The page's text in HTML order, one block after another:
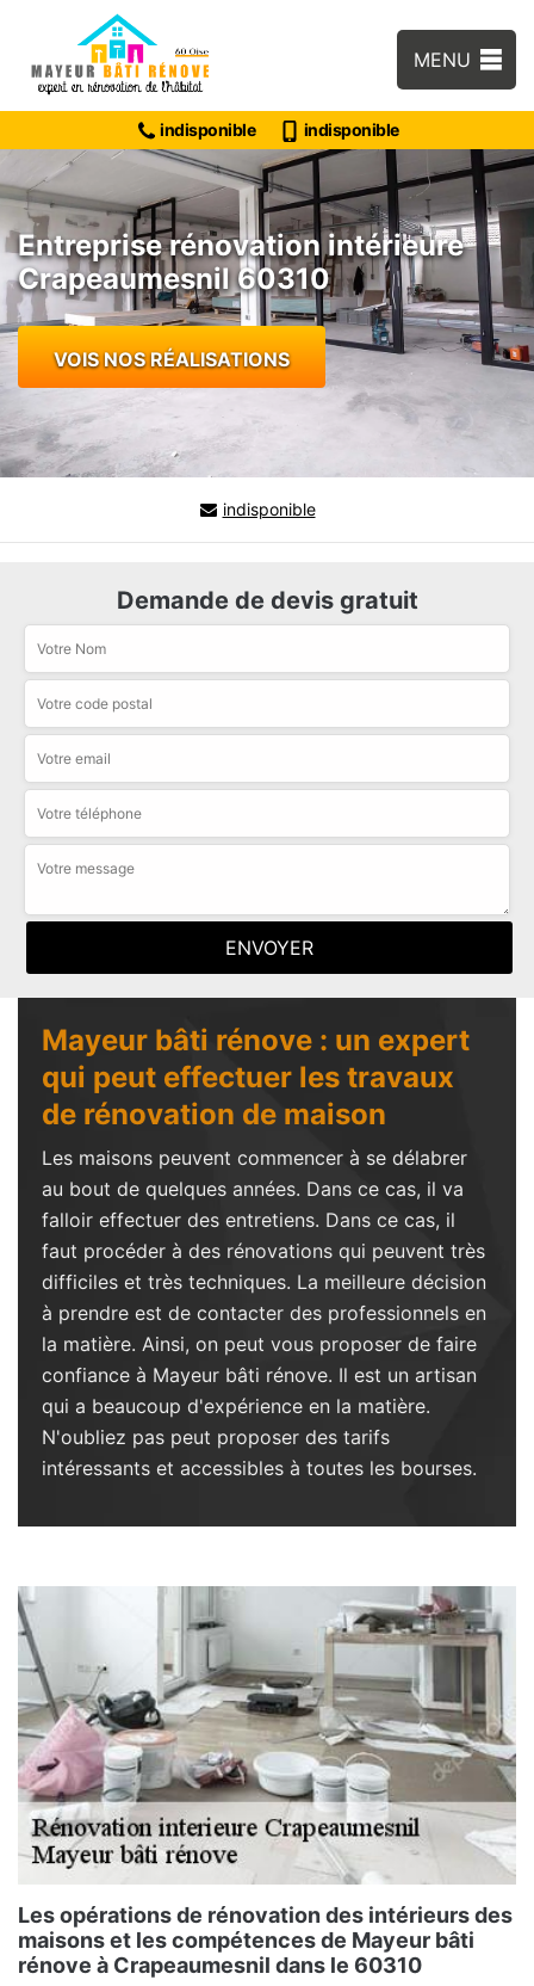
MENU
indisponible indisponible
Entreprise rénovation intérieure
Crapeaumesnil 60310
VOIS NOS RÉALISATIONS
indisponible
Demande de devis gratuit
Mayeur bâti rénove : un expert
qui peut effectuer les travaux
de rénovation de maison
Les maisons peuvent commencer à se délabrer
au bout de quelques années. Dans ce cas, il va
falloir effectuer des entretiens. Dans ce cas, il
faut procéder à des rénovations qui peuvent très
difficiles et très techniques. La meilleure décision
à prendre est de contacter des professionnels en
la matière. Ainsi, on peut vous proposer de faire
confiance à Mayeur bâti rénove. Il est un artisan
qui a beaucoup d'expérience en la matière.
N'oubliez pas peut proposer des tarifs
intéressants et accessibles à toutes les bourses.
Les opérations de rénovation des intérieurs des
maisons et les compétences de Mayeur bâti
rénove à Crapeaumesnil dans le 60310